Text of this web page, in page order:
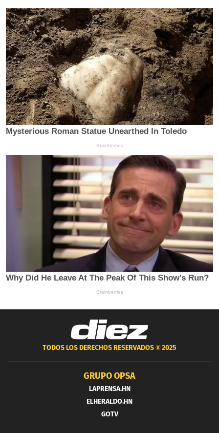
TODOS LOS DERECHOS RESERVADOS ®2025
GRUPO OPSA
LAPRENSA.HN
ELHERALDO.HN
GOTV